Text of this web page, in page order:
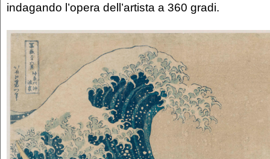
indagando l’opera dell’artista a 360 gradi.